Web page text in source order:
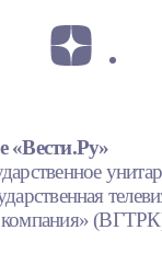
«Вести.Ру»
компания»